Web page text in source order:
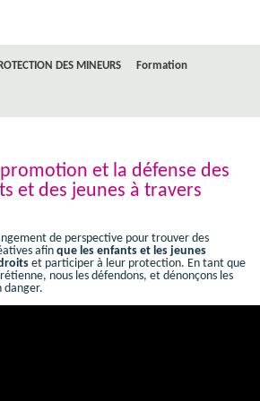
DES MINEURS Formation
et la défense des
et des jeunes à travers
de perspective pour trouver des
afin que les enfants et les jeunes
et participer à leur protection. En tant que
nous les défendons, et dénonçons les
danger.